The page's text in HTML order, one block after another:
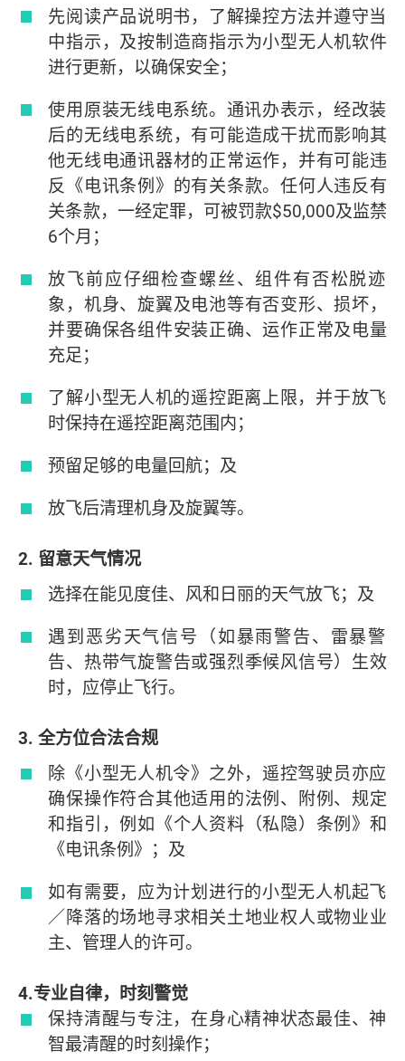
先阅读产品说明书，了解操控方法并遵守当
中指示，及按制造商指示为小型无人机软件
进行更新，以确保安全；
使用原装无线电系统。通讯办表示，经改装
后的无线电系统，有可能造成干扰而影响其
他无线电通讯器材的正常运作，并有可能违
反《电讯条例》的有关条款。任何人违反有
关条款，一经定罪，可被罚款$50,000及监禁
6个月；
放飞前应仔细检查螺丝、组件有否松脱迹
象，机身、旋翼及电池等有否变形、损坏，
并要确保各组件安装正确、运作正常及电量
充足；
了解小型无人机的遥控距离上限，并于放飞
时保持在遥控距离范围内；
预留足够的电量回航；及
放飞后清理机身及旋翼等。
2. 留意天气情况
选择在能见度佳、风和日丽的天气放飞；及
遇到恶劣天气信号（如暴雨警告、雷暴警
告、热带气旋警告或强烈季候风信号）生效
时，应停止飞行。
3. 全方位合法合规
除《小型无人机令》之外，遥控驾驶员亦应
确保操作符合其他适用的法例、附例、规定
和指引，例如《个人资料（私隐）条例》和
《电讯条例》；及
如有需要，应为计划进行的小型无人机起飞
／降落的场地寻求相关土地业权人或物业业
主、管理人的许可。
4.专业自律，时刻警觉
保持清醒与专注，在身心精神状态最佳、神
智最清醒的时刻操作；